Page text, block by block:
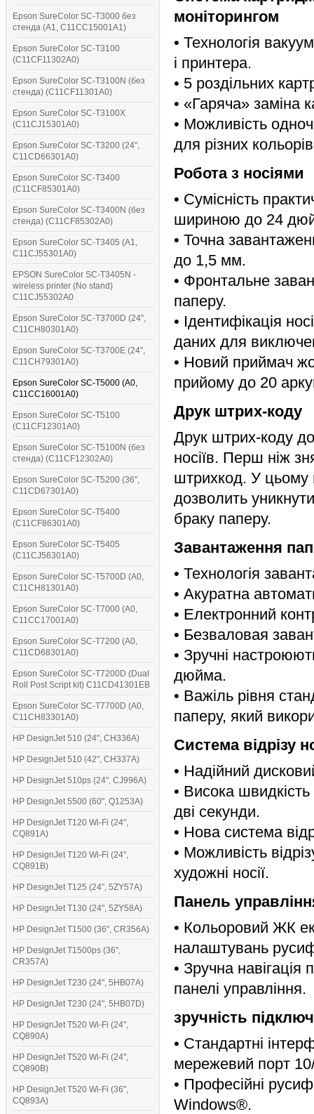
Epson SureColor SC-T3000 без
стенда (A1, C11CC15001A1)
Epson SureColor SC-T3100
(C11CF11302A0)
Epson SureColor SC-T3100N (без
стенда) (C11CF11301A0)
Epson SureColor SC-T3100X
(C11CJ15301A0)
Epson SureColor SC-T3200 (24",
C11CD66301A0)
Epson SureColor SC-T3400
(C11CF85301A0)
Epson SureColor SC-T3400N (без
стенда) (C11CF85302A0)
Epson SureColor SC-T3405 (A1,
C11CJ55301A0)
EPSON SureColor SC-T3405N -
wireless printer (No stand)
C11CJ55302A0
Epson SureColor SC-T3700D (24",
C11CH80301A0)
Epson SureColor SC-T3700E (24",
C11CH79301A0)
Epson SureColor SC-T5000 (A0,
C11CC16001A0)
Epson SureColor SC-T5100
(C11CF12301A0)
Epson SureColor SC-T5100N (без
стенда) (C11CF12302A0)
Epson SureColor SC-T5200 (36",
C11CD67301A0)
Epson SureColor SC-T5400
(C11CF86301A0)
Epson SureColor SC-T5405
(C11CJ56301A0)
Epson SureColor SC-T5700D (A0,
C11CH81301A0)
Epson SureColor SC-T7000 (A0,
C11CC17001A0)
Epson SureColor SC-T7200 (A0,
C11CD68301A0)
Epson SureColor SC-T7200D (Dual
Roll Post Script kit) C11CD41301EB
Epson SureColor SC-T7700D (A0,
C11CH83301A0)
HP DesignJet 510 (24", CH336A)
HP DesignJet 510 (42", CH337A)
HP DesignJet 510ps (24", CJ996A)
HP DesignJet 5500 (60", Q1253A)
HP DesignJet T120 Wi-Fi (24",
CQ891A)
HP DesignJet T120 Wi-Fi (24",
CQ891B)
HP DesignJet T125 (24", 5ZY57A)
HP DesignJet T130 (24", 5ZY58A)
HP DesignJet T1500 (36", CR356A)
HP DesignJet T1500ps (36",
CR357A)
HP DesignJet T230 (24", 5HB07A)
HP DesignJet T230 (24", 5HB07D)
HP DesignJet T520 Wi-Fi (24",
CQ890A)
HP DesignJet T520 Wi-Fi (24",
CQ890B)
HP DesignJet T520 Wi-Fi (36",
CQ893A)
моніторингом
• Технологія
і принтера.
• 5 роздільних
• «Гаряча» заміна
• Можливість
для різних
Робота з носіями
• Сумісність
шириною до 24
• Точна
до 1,5 мм.
• Фронтальне
паперу.
• Ідентифікація
даних для
• Новий приймач
прийому до 20
Друк штрих-коду
Друк штрих-коду
носіїв. Перш ніж
штрихкод. У цьому
дозволить
браку паперу.
Завантаження
• Технологія
• Акуратна
• Електронний
• Безваловая
• Зручні
дюйма.
• Важіль рівня
паперу, який
Система відрізу
• Надійний
• Висока
дві секунди.
• Нова система
• Можливість
художні носії.
Панель
• Кольоровий ЖК
налаштувань
• Зручна
панелі управління.
зручність
• Стандартні
мережевий порт
• Професійні
Windows®.